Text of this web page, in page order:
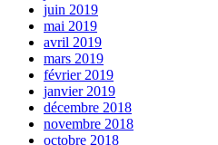
juin 2019
mai 2019
avril 2019
mars 2019
février 2019
janvier 2019
décembre 2018
novembre 2018
octobre 2018